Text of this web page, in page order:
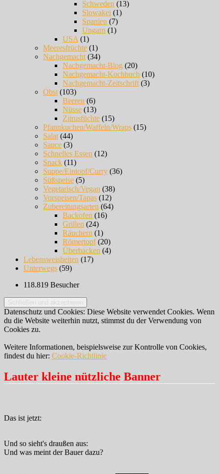
Schweden (13)
Slowakei (1)
Spanien (7)
Ungarn (1)
USA (1)
Meeresfrüchte (1)
Nachgemacht (34)
Nachgemacht-Blog (20)
Nachgemacht-Kochbuch (10)
Nachgemacht-Zeitschrift (3)
Obst (103)
Beeren (6)
Nüsse (13)
Zitrusfüchte (15)
Pfannkuchen/Waffeln/Wraps (15)
Salat (44)
Sauce (3)
Schnelles Essen (12)
Snack (11)
Suppe/Eintopf/Curry (36)
Süßspeise (5)
Vegetarisch/Vegan (38)
Vorspeisen/Tapas (12)
Zubereitungsarten (64)
Backofen (16)
Grillen (24)
Räuchern (1)
Römertopf(20)
Überbacken (4)
Lebensweisheiten (17)
Unterwegs (59)
118.819 Besucher
Datenschutz und Cookies: Diese Website verwendet Cookies. Wenn
du die Website weiterhin nutzt, stimmst du der Verwendung von
Cookies zu.
Weitere Informationen, beispielsweise zur Kontrolle von Cookies,
findest du hier: Cookie-Richtlinie
Lauter kleine nützliche Banner
Das ist jetzt:
Und so sieht's draußen aus:
Und was meint der Bauer dazu?